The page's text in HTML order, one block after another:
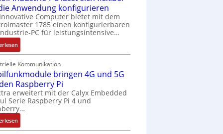
Anwendung konfigurieren
Computer bietet mit dem
1785 einen konfigurierbaren
PC für leistungsintensive…
:
1
9
-
Z
o
l
l
-
I
Kommunikation
bringen 4G und 5G
Raspberry Pi
erweitert mit der Calyx Embedded
Serie Raspberry Pi 4 und
:
M